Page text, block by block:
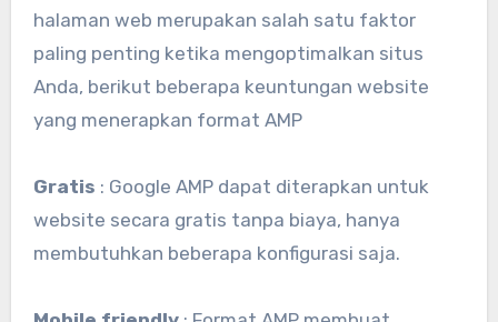
halaman web merupakan salah satu faktor
paling penting ketika mengoptimalkan situs
Anda, berikut beberapa keuntungan website
yang menerapkan format AMP
Gratis : Google AMP dapat diterapkan untuk
website secara gratis tanpa biaya, hanya
membutuhkan beberapa konfigurasi saja.